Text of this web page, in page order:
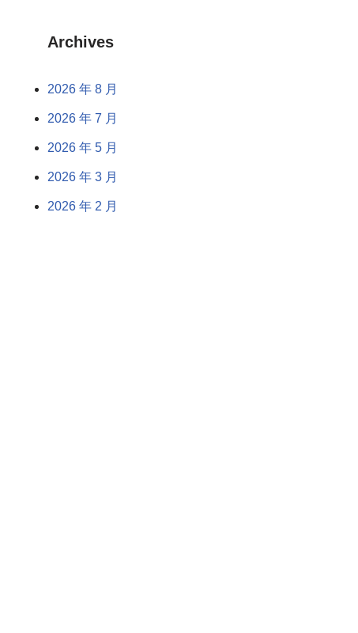
Archives
2026 年 8 月
2026 年 7 月
2026 年 5 月
2026 年 3 月
2026 年 2 月